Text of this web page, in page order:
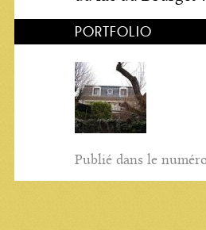
PORTFOLIO
Publié dans le